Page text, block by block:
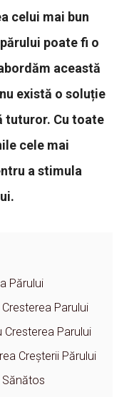
celui mai bun
poate fi o
această
există o soluție
tuturor. Cu toate
cele mai
a stimula
Părului
Parului
Parului
Creșterii Părului